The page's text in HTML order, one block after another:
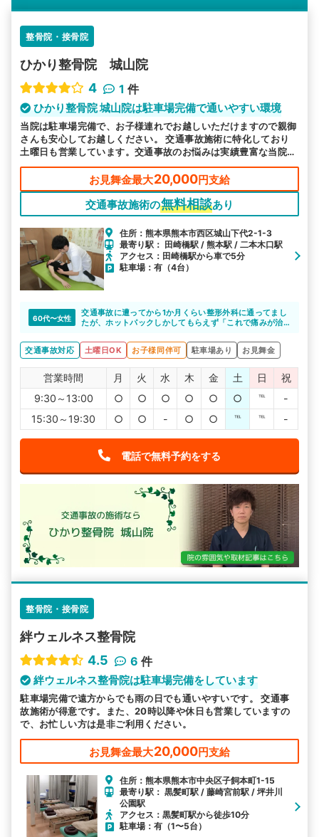
整骨院・接骨院
ひかり整骨院 城山院
4
1 件
ひかり整骨院 城山院は駐車場完備で通いやすい環境
当院は駐車場完備で、お子様連れでお越しいただけますので親御
さんも安心してお越しください。 交通事故施術に特化しており
土曜日も営業しています。交通事故のお悩みは実績豊富な当院へ
お任せください。
お見舞金最大20,000円支給
交通事故施術の無料相談あり
住所：熊本県熊本市西区城山下代2-1-3
最寄り駅： 田崎橋駅 / 熊本駅 / 二本木口駅
アクセス：田崎橋駅から車で5分
駐車場：有（4台）
60代〜女性
交通事故に遭ってから1か月くらい整形外科に通ってまし
たが、ホットパックしかしてもらえず「これで痛みが治
ひかり整骨院さんに相談した所、施術できると言っても
らえたので、通い始めたら痛い所がどこか分からなかっ
た位の痛みが、どんどん良くなっていくのが実感出来ま
した。先生たちもその都度話をしっかりと聞いてくれ一
生懸命してくれます。ひかり整骨院の先生方いつもあり
がとうございます。
交通事故対応 土曜日OK お子様同伴可 駐車場あり お見舞金
営業時間 月 火 水 木 金 土 日
祝
9:30～13:00
○ ○ ○ ○ ○ ○ ℡
-
15:30～19:30
○ ○ - ○ ○ ℡ ℡ -
電話で無料予約をする
整骨院・接骨院
絆ウェルネス整骨院
4.5
6 件
絆ウェルネス整骨院は駐車場完備をしています
駐車場完備で遠方からでも雨の日でも通いやすいです。 交通事
故施術が得意です。また、20時以降や休日も営業していますの
で、お忙しい方は是非ご利用ください。
お見舞金最大20,000円支給
住所：熊本県熊本市中央区子飼本町1-15
最寄り駅： 黒髪町駅 / 藤崎宮前駅 / 坪井川
公園駅
アクセス：黒髪町駅から徒歩10分
駐車場：有（1〜5台）